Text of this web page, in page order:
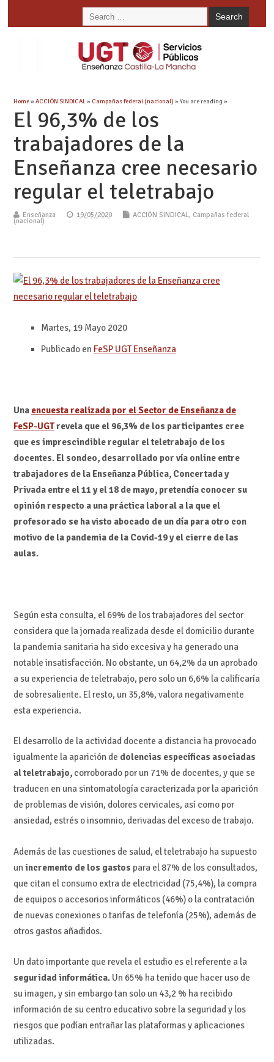
Home»ACCIÓN SINDICAL» Campañas federal (nacional) » You are reading »
El 96,3% de los
trabajadores de la
Enseñanza cree necesario
regular el teletrabajo
Enseñanza 19/05/2020 ACCIÓN SINDICAL, Campañas federal
(nacional)
Martes, 19 Mayo 2020
Publicado en FeSP UGT Enseñanza
Una encuesta realizada por el Sector de Enseñanza de
FeSP-UGTrevela que el 96,3% de los participantes cree
que es imprescindible regular el teletrabajo de los
docentes. El sondeo, desarrollado por vía online entre
trabajadores de la Enseñanza Pública, Concertada y
Privada entre el 11 y el 18 de mayo, pretendía conocer su
opinión respecto a una práctica laboral a la que el
profesorado se ha visto abocado de un día para otro con
motivo de la pandemia de la Covid-19 y el cierre de las
aulas.
Según esta consulta, el 69% de los trabajadores del sector
considera que la jornada realizada desde el domicilio durante
la pandemia sanitaria ha sido excesiva y ha generado una
notable insatisfacción. No obstante, un 64,2% da un aprobado
a su experiencia de teletrabajo, pero solo un 6,6% la calificaría
de sobresaliente. El resto, un 35,8%, valora negativamente
esta experiencia.
El desarrollo de la actividad docente a distancia ha provocado
igualmente la aparición de dolencias específicas asociadas
al teletrabajo,corroborado por un 71% de docentes, y que se
traducen en una sintomatología caracterizada por la aparición
de problemas de visión, dolores cervicales, así como por
ansiedad, estrés o insomnio, derivadas del exceso de trabajo.
Además de las cuestiones de salud, el teletrabajo ha supuesto
un incremento de los gastos para el 87% de los consultados,
que citan el consumo extra de electricidad (75,4%), la compra
de equipos o accesorios informáticos (46%) o la contratación
de nuevas conexiones o tarifas de telefonía (25%), además de
otros gastos añadidos.
Un dato importante que revela el estudio es el referente a la
seguridad informática.Un 65% ha tenido que hacer uso de
su imagen, y sin embargo tan solo un 43,2 % ha recibido
información de su centro educativo sobre la seguridad y los
riesgos que podían entrañar las plataformas y aplicaciones
utilizadas.